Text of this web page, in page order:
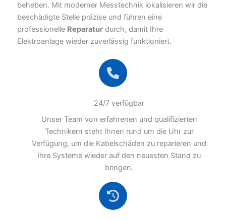
beheben. Mit moderner Messtechnik lokalisieren wir die
beschädigte Stelle präzise und führen eine
professionelle Reparatur durch, damit Ihre
Elektroanlage wieder zuverlässig funktioniert.
24/7 verfügbar
Unser Team von erfahrenen und qualifizierten
Technikern steht Ihnen rund um die Uhr zur
Verfügung, um die Kabelschäden zu reparieren und
Ihre Systeme wieder auf den neuesten Stand zu
bringen.